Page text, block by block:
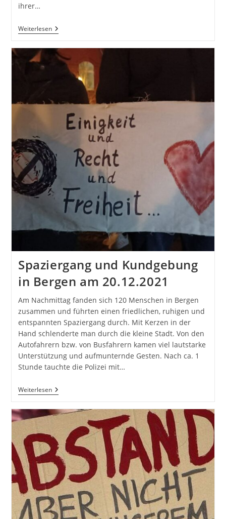
ihrer…
WeiterlesenProtestaktion
„Fliegender
Endet
In
Schwerin
Spaziergang und Kundgebung
in Bergen am 20.12.2021
Am Nachmittag fanden sich 120 Menschen in Bergen
zusammen und führten einen friedlichen, ruhigen und
entspannten Spaziergang durch. Mit Kerzen in der
Hand schlenderte man durch die kleine Stadt. Von den
Autofahrern bzw. von Busfahrern kamen viel lautstarke
Unterstützung und aufmunternde Gesten. Nach ca. 1
Stunde tauchte die Polizei mit…
WeiterlesenSpaziergang
Und
In
20.12.2021